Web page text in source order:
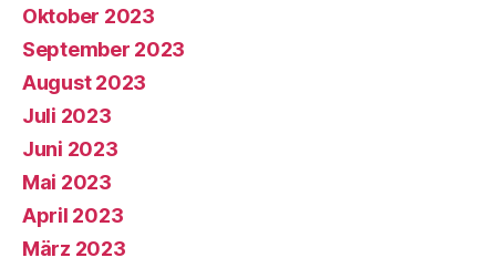
Oktober 2023
September 2023
August 2023
Juli 2023
Juni 2023
Mai 2023
April 2023
März 2023